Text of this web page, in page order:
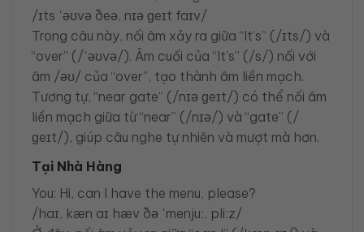
/ɪts ˈəʊvə ðeə, nɪə ɡeɪt faɪv/
Trong câu này, nối âm xảy ra giữa “It’s” (/ɪts/) và
“over” (/ˈəʊvə/). Âm cuối của “It’s” (/s/) nối với
âm /əʊ/ của “over”, tạo thành âm liền mạch.
Tương tự, “near gate” (/nɪə ɡeɪt/) có thể nối âm
liền mạch giữa từ “near” (/nɪə/) và “gate” (/
ɡeɪt/), giúp câu nghe tự nhiên và mượt mà hơn.
Tại Nhà Hàng
You: Hi, can I have the menu, please?
/haɪ, kæn aɪ hæv ðə ˈmenjuː, pliːz/